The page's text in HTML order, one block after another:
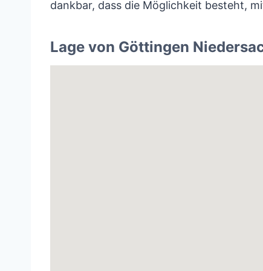
dankbar, dass die Möglichkeit besteht,
Lage von Göttingen